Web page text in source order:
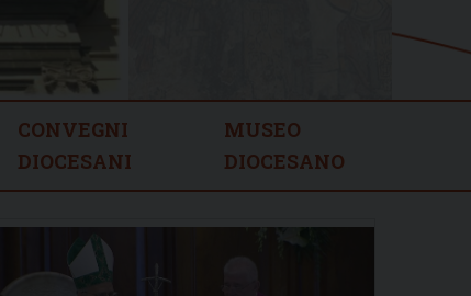
CONVEGNI
DIOCESANI
MUSEO
DIOCESANO